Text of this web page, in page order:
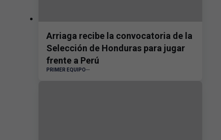
Arriaga recibe la convocatoria de la
Selección de Honduras para jugar
frente a Perú
PRIMER EQUIPO